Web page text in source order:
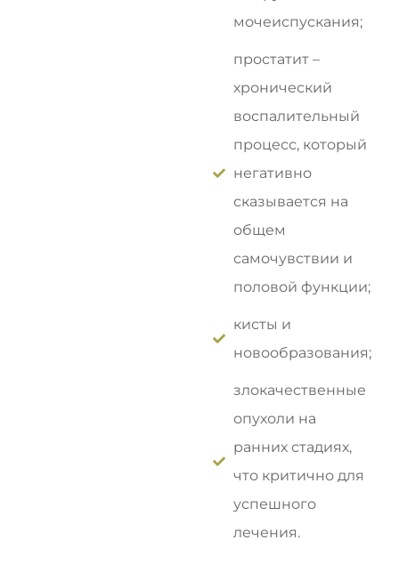
мочеиспускания;
простатит –
хронический
воспалительный
процесс, который
негативно
сказывается на
общем
самочувствии и
половой функции;
кисты и
новообразования;
злокачественные
опухоли на
ранних стадиях,
что критично для
успешного
лечения.